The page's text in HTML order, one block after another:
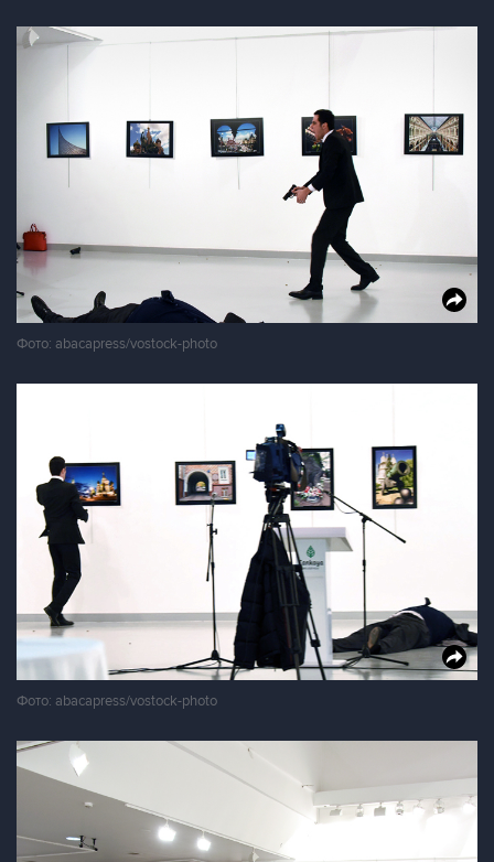
Фото: abacapress/vostock-photo
Фото: abacapress/vostock-photo